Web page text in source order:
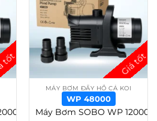
MÁY BƠM ĐẨY HỒ CÁ KOI
WP 48000